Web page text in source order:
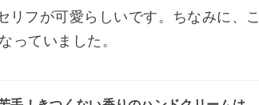
リフが可愛らしいです。ちなみに、こ
っていました。